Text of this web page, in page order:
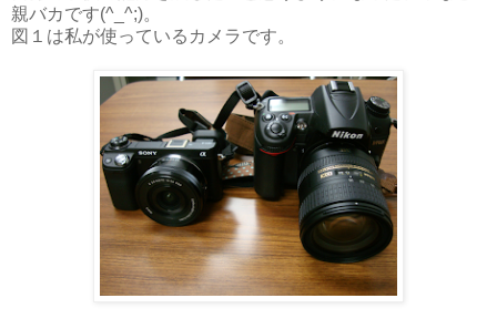
親バカです(^_^;)。
図１は私が使っているカメラです。